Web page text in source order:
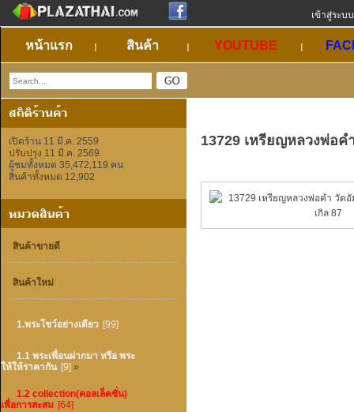
เข้าสู่ระบบ
หน้าแรก สินค้า YOUTUBE
เปิดร้าน 11 มี.ค. 2559
ปรับปรุง 11 มี.ค. 2569
ผู้ชมทั้งหมด 35,472,119 คน
สินค้าทั้งหมด 12,902
สินค้าขายดี
สินค้าใหม่
1.พระโชว์อย่างเดียว [99]
1.1 พระเพื่อนฝากมา หรือ พระ
ให้ให้ราคากัน [9] »
1.2 collection(คอลเล็คชั่น)
เพื่อการสะสม [64]
13729 เหรียญหลวงพ่อ